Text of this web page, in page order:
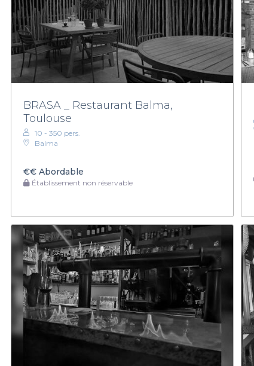
BRASA _ Restaurant Balma,
Toulouse
10 - 350 pers.
Balma
€€ Abordable
Établissement non réservable